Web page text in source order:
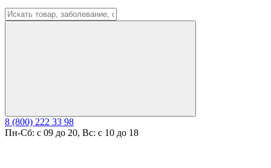
8 (800) 222 33 98
Пн-Сб: с 09 до 20, Вс: с 10 до 18